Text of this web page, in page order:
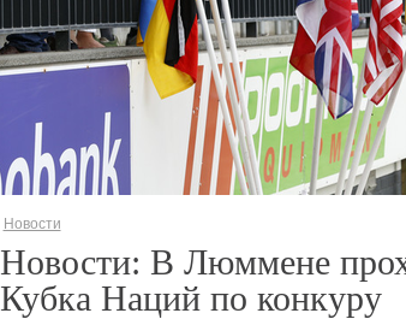
Новости
Новости: В Люммене
Кубка Наций по конкуру